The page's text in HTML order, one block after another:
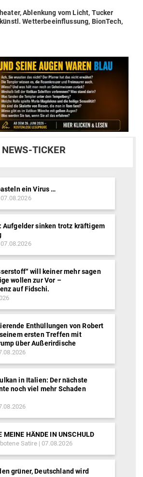
Ablenkung vom Licht, Tucker
Wet­ter­be­ein­flussung, BionTech,
NEWS-TICKER
ein Virus …
07.08.2026
Aufgelder sinken trotz kräftigem
07.08.2026
will keiner mehr sagen
wollen zur Vor –
auf Fidschi.
Enthüllungen von Robert
ersten Treffen mit
über Außerirdische
in Italien: Der nächste
noch viel mehr Schaden
MEINE HÄNDE IN UNSCHULD
Satire 07.08.2026
grüner, Deutschland wird